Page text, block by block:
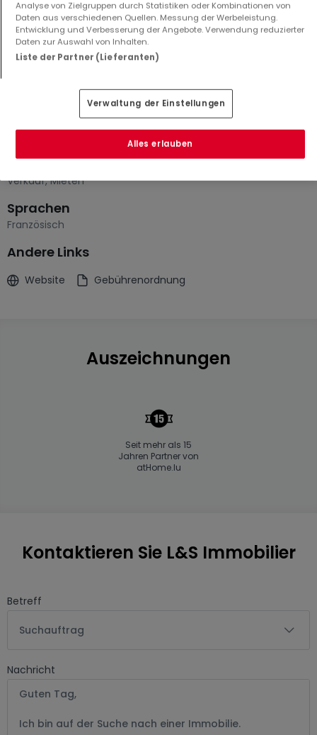
5 200 m² 3,21 ar
Über L&S Immobilier
Dienstleistungen
Verkauf,Mieten
Sprachen
Französisch
Andere Links
Website Gebührenordnung
Auszeichnungen
Seit mehr als 15
Jahren Partner von
atHome.lu
Kontaktieren Sie L&S Immobilier
Betreff
Suchauftrag
Nachricht
Analyse von Zielgruppen durch Statistiken oder Kombinationen von
Daten aus verschiedenen Quellen. Messung der Werbeleistung.
Entwicklung und Verbesserung der Angebote. Verwendung reduzierter
Daten zur Auswahl von Inhalten.
Liste der Partner (Lieferanten)
Verwaltung der Einstellungen
Alles erlauben